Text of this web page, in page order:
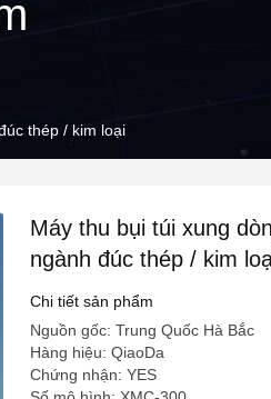
thép / kim loại
Máy thu bụi túi xung
ngành đúc thép / kim
Chi tiết sản phẩm
Nguồn gốc: Trung Quốc Hà Bắc
Hàng hiệu: QiaoDa
Chứng nhận: YES